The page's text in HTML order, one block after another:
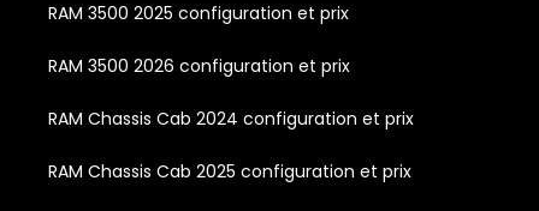
RAM 3500 2025 configuration et prix
RAM 3500 2026 configuration et prix
RAM Chassis Cab 2024 configuration et prix
RAM Chassis Cab 2025 configuration et prix